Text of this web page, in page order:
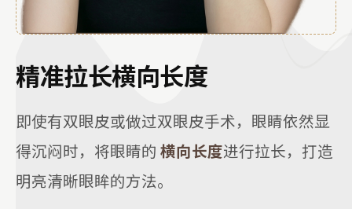
精准拉长横向长度
即使有双眼皮或做过双眼皮手术，眼睛依然显
得沉闷时，将眼睛的 横向长度进行拉长，打造
明亮清晰眼眸的方法。